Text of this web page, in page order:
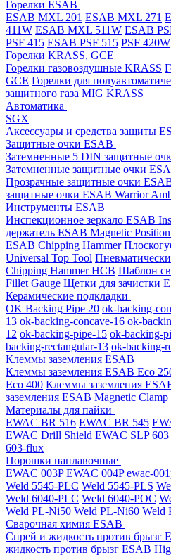
Горелки ESAB
ESAB MXL 201 ESAB MXL 271
411W ESAB MXL 511W ESAB
PSF 415 ESAB PSF 515 PSF 420W
Горелки KRASS, GCE
Горелки газовоздушные KRASS
GCE Горелки для
защитного газа MIG KRASS
Автоматика
SGX
Аксессуары и средства защиты
Защитные очки ESAB
Затемненные 5 DIN защитные
Затемненные защитные очки
Прозрачные защитные очки
защитные очки ESAB Warrior
Инструменты ESAB
Инспекционное зеркало ESAB
держатель ESAB Magnetic
ESAB Chipping Hammer
Universal Top Tool
Chipping Hammer HCB Шаблон
Fillet Gauge Щетки для зачистки
Керамические подкладки
OK Backing Pipe 20 ok-backing-
13 ok-backing-concave-16 ok-
12 ok-backing-pipe-15 ok-backing-
backing-rectangular-13 ok-backing-
Клеммы заземления ESAB
Клеммы заземления ESAB Eco
Eco 400 Клеммы заземления
заземления ESAB Magnetic Clamp
Материалы для пайки
EWAC BR 516 EWAC BR 545
EWAC Drill Shield EWAC SLP 603
603-flux
Порошки наплавочные
EWAC 003P EWAC 004P ewac-
Weld 5545-PLC Weld 5545-PLS
Weld 6040-PLС Weld 6040-POC
Weld PL-Ni50 Weld PL-Ni60 Weld
Сварочная химия ESAB
Спрей и жидкость против брызг
жидкость против брызг ESAB